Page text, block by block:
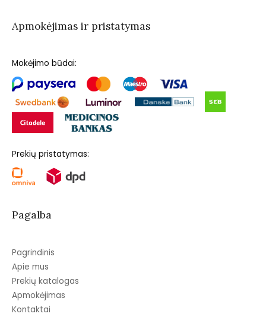
Apmokėjimas ir pristatymas
Mokėjimo būdai:
Prekių pristatymas:
Pagalba
Pagrindinis
Apie mus
Prekių katalogas
Apmokėjimas
Kontaktai